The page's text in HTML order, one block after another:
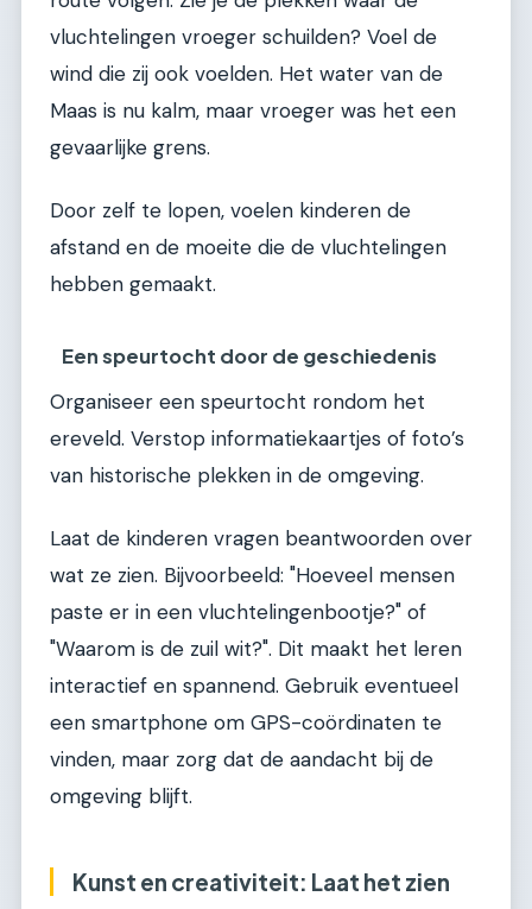
vluchtelingen vroeger schuilden? Voel de
wind die zij ook voelden. Het water van de
Maas is nu kalm, maar vroeger was het een
gevaarlijke grens.
Door zelf te lopen, voelen kinderen de
afstand en de moeite die de vluchtelingen
hebben gemaakt.
Een speurtocht door de geschiedenis
Organiseer een speurtocht rondom het
ereveld. Verstop informatiekaartjes of foto’s
van historische plekken in de omgeving.
Laat de kinderen vragen beantwoorden over
wat ze zien. Bijvoorbeeld: "Hoeveel mensen
paste er in een vluchtelingenbootje?" of
"Waarom is de zuil wit?". Dit maakt het leren
interactief en spannend. Gebruik eventueel
een smartphone om GPS-coördinaten te
vinden, maar zorg dat de aandacht bij de
omgeving blijft.
Kunst en creativiteit: Laat het zien